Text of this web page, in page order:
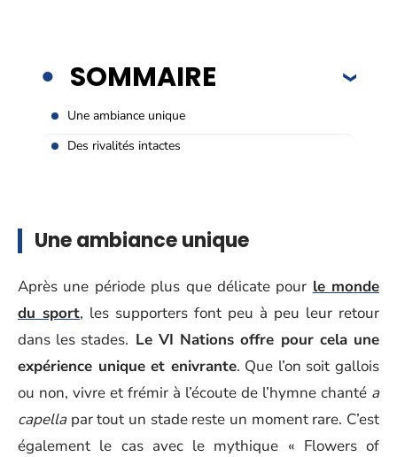
SOMMAIRE
Une ambiance unique
Des rivalités intactes
Une ambiance unique
Après une période plus que délicate pour le monde
du sport, les supporters font peu à peu leur retour
dans les stades. Le VI Nations offre pour cela une
expérience unique et enivrante. Que l’on soit gallois
ou non, vivre et frémir à l’écoute de l’hymne chanté a
capellapar tout un stade reste un moment rare. C’est
également le cas avec le mythique « Flowers of